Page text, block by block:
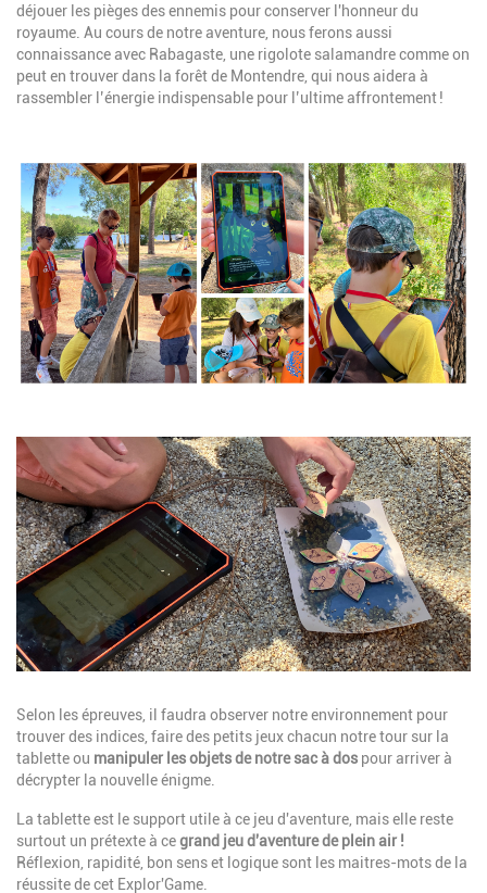
déjouer les pièges des ennemis pour conserver l'honneur du
royaume. Au cours de notre aventure, nous ferons aussi
connaissance avec Rabagaste, une rigolote salamandre comme on
peut en trouver dans la forêt de Montendre, qui nous aidera à
rassembler l’énergie indispensable pour l’ultime affrontement !
Image
Image
Description
Selon les épreuves, il faudra observer notre environnement pour
trouver des indices, faire des petits jeux chacun notre tour sur la
tablette ou manipuler les objets de notre sac à dos pour arriver à
décrypter la nouvelle énigme.
La tablette est le support utile à ce jeu d'aventure, mais elle reste
surtout un prétexte à cegrand jeu d'aventure de plein air !
Réflexion, rapidité, bon sens et logique sont les maitres-mots de la
réussite de cet Explor'Game.